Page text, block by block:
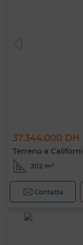
37.344.000 DH
Terreno a
3112 m²
Contatta